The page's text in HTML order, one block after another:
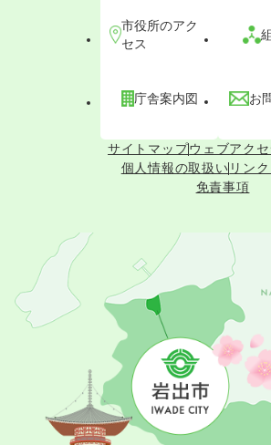
市役所のアク
セス
庁舎案内図 お
サイトマップウェブアク
個人情報の取扱い リン
免責事項